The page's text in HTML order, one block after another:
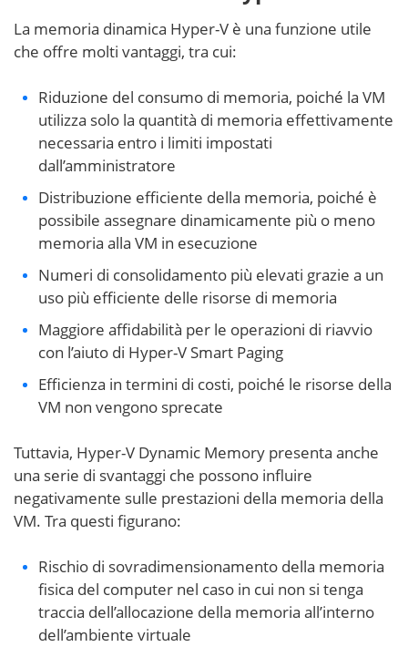
La memoria dinamica Hyper-V è una funzione utile
che offre molti vantaggi, tra cui:
Riduzione del consumo di memoria, poiché la VM
utilizza solo la quantità di memoria effettivamente
necessaria entro i limiti impostati
dall’amministratore
Distribuzione efficiente della memoria, poiché è
possibile assegnare dinamicamente più o meno
memoria alla VM in esecuzione
Numeri di consolidamento più elevati grazie a un
uso più efficiente delle risorse di memoria
Maggiore affidabilità per le operazioni di riavvio
con l’aiuto di Hyper-V Smart Paging
Efficienza in termini di costi, poiché le risorse della
VM non vengono sprecate
Tuttavia, Hyper-V Dynamic Memory presenta anche
una serie di svantaggi che possono influire
negativamente sulle prestazioni della memoria della
VM. Tra questi figurano:
Rischio di sovradimensionamento della memoria
fisica del computer nel caso in cui non si tenga
traccia dell’allocazione della memoria all’interno
dell’ambiente virtuale